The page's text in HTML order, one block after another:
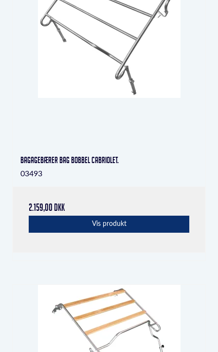
Bagagebærer bag bobbel cabriolet.
03493
2.159,00 DKK
Vis produkt